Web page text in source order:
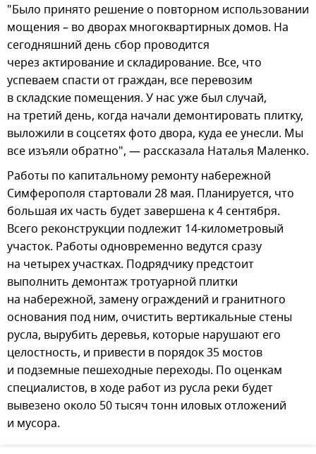
"Было принято решение о повторном использовании
мощения – во дворах многоквартирных домов. На
сегодняшний день сбор проводится
через актирование и складирование. Все, что
успеваем спасти от граждан, все перевозим
в складские помещения. У нас уже был случай,
на третий день, когда начали демонтировать плитку,
выложили в соцсетях фото двора, куда ее унесли. Мы
все изъяли обратно", — рассказала Наталья Маленко.
Работы по капитальному ремонту набережной
Симферополя стартовали 28 мая. Планируется, что
большая их часть будет завершена к 4 сентября.
Всего реконструкции подлежит 14-километровый
участок. Работы одновременно ведутся сразу
на четырех участках. Подрядчику предстоит
выполнить демонтаж тротуарной плитки
на набережной, замену ограждений и гранитного
основания под ним, очистить вертикальные стены
русла, вырубить деревья, которые нарушают его
целостность, и привести в порядок 35 мостов
и подземные пешеходные переходы. По оценкам
специалистов, в ходе работ из русла реки будет
вывезено около 50 тысяч тонн иловых отложений
и мусора.